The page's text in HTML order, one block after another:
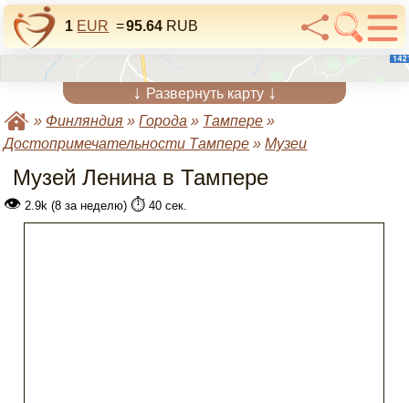
1 EUR =95.64 RUB
↓ Развернуть карту ↓
» Финляндия »Города » Тампере »
Достопримечательности Тампере »Музеи
Музей Ленина в Тампере
👁 2.9k (8 за неделю) ⏱️ 40 сек.